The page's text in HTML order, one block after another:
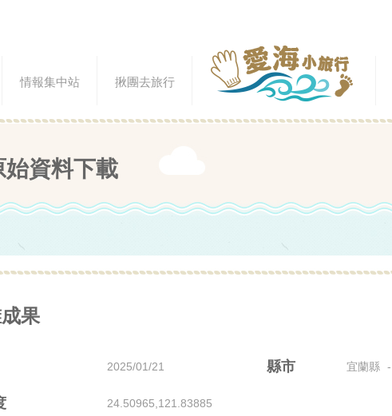
情報集中站 揪團去旅行
始資料下載
果
2025/01/21 縣市 宜蘭縣 -
24.50965,121.83885